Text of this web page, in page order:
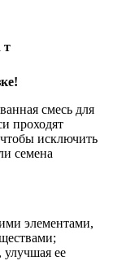
т
смесь для
проходят
исключить
семена
элементами,
ее